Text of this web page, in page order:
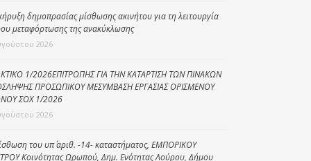
δημοπρασίας μίσθωσης ακινήτου για τη λειτουργία
μεταφόρτωσης της ανακύκλωσης
2026
1/2026ΕΠΙΤΡΟΠΗΣ ΓΙΑ ΤΗΝ ΚΑΤΑΡΤΙΣΗ ΤΩΝ ΠΙΝΑΚΩΝ
ΠΡΟΣΩΠΙΚΟΥ ΜΕΣΥΜΒΑΣΗ ΕΡΓΑΣΙΑΣ ΟΡΙΣΜΕΝΟΥ
ΣΟΧ 1/2026
2026
του υπ΄ αριθ. -14- καταστήματος, ΕΜΠΟΡΙΚΟΥ
Κοινότητας Ωρωπού, Δημ. Ενότητας Λούρου, Δήμου